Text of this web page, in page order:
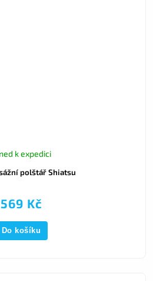
polštář Shiatsu
k expedici
569 Kč
Do košíku